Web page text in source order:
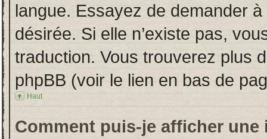
langue. Essayez de demander à
désirée. Si elle n’existe pas,
traduction. Vous trouverez plus
phpBB (voir le lien en bas de
Haut
Comment puis-je afficher une